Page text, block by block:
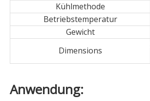
Kühlmethode
Betriebstemperatur
Gewicht
Dimensions
Anwendung: